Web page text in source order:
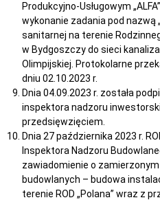
Produkcyjno-Usługowym
wykonanie zadania pod nazwą
sanitarnej na terenie
w Bydgoszczy do sieci
Olimpijskiej. Protokolarne
dniu 02.10.2023 r.
Dnia 04.09.2023 r. została
inspektora nadzoru
przedsięwzięciem.
Dnia 27 października 2023 r.
Inspektora Nadzoru
zawiadomienie o
budowlanych – budowa
terenie ROD „Polana” wraz z